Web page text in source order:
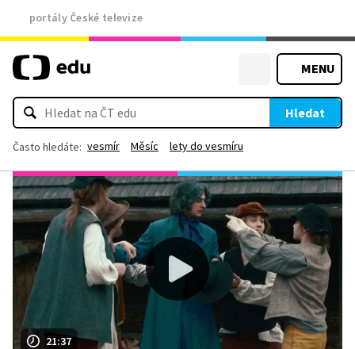
portály České televize
MENU
Hledat
Často hledáte: vesmír Měsíc lety do vesmíru
21:37